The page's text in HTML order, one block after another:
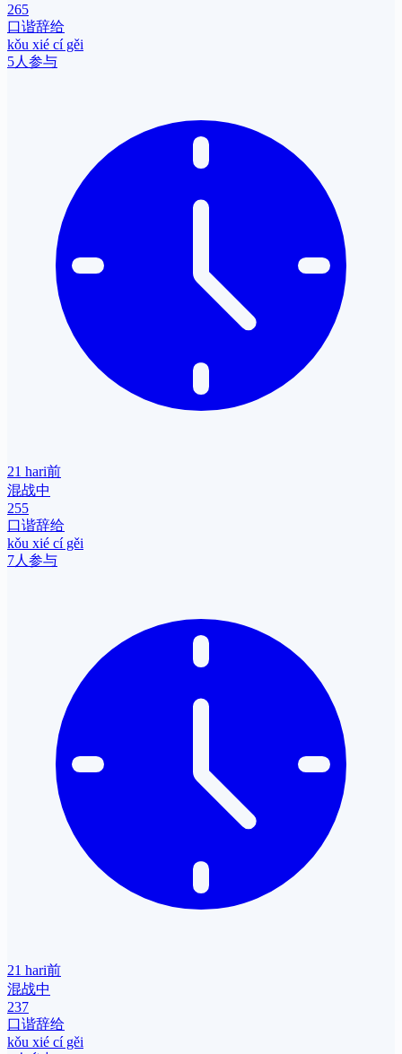
265
口谐辞给
kǒu xié cí gěi
5人参与
21 hari前
混战中
255
口谐辞给
kǒu xié cí gěi
7人参与
21 hari前
混战中
237
口谐辞给
kǒu xié cí gěi